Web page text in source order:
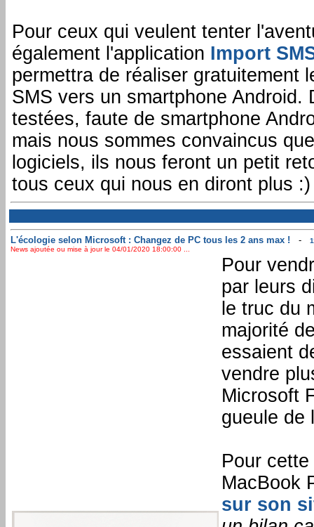
Pour ceux qui veulent tenter
également l'application Import
permettra de réaliser gratuitement
SMS vers un smartphone
testées, faute de smartphone
mais nous sommes convaincus
logiciels, ils nous feront un petit
tous ceux qui nous en diront plus :)
L'écologie selon Microsoft : Changez de PC tous les 2 ans max ! -
News ajoutée ou mise à jour le 04/01/2020 18:00:00 ...
Pour
par leurs
le truc du
majorité
essaient
vendre
Microsoft
gueule de
Pour
MacBook
sur son